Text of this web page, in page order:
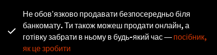
Не обов’язково продавати безпосередньо біля
банкомату. Ти також можеш продати онлайн, а
готівку забрати в ньому в будь-який час — посібник,
як це зробити